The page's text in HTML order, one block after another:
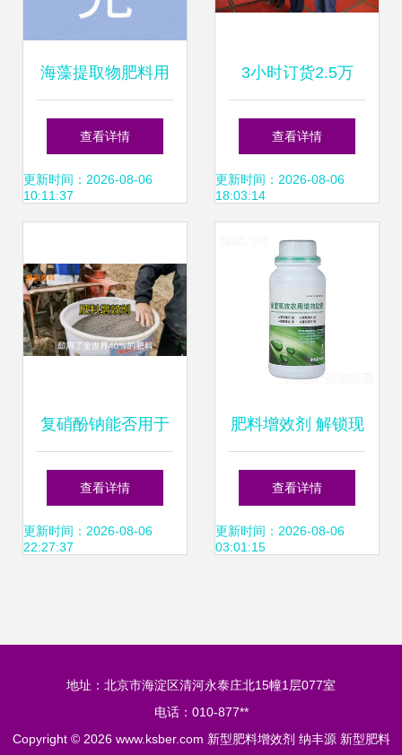
海藻提取物肥料用
酶法制备的藻寡糖
90%新型肥料增效
查看详情
更新时间：2026-08-06
10:11:37
3小时订货2.5万
吨，经销商哽咽盛
赞 一款新型肥料增
查看详情
更新时间：2026-08-06
18:03:14
复硝酚钠能否用于
西瓜灌根？新型肥
料增效剂的应用解
查看详情
更新时间：2026-08-06
22:27:37
肥料增效剂 解锁现
代农业潜力的新型
关键
查看详情
更新时间：2026-08-06
03:01:15
地址：北京市海淀区清河永泰庄北15幢1层077室
电话：010-877**
Copyright © 2026 www.ksber.com 新型肥料增效剂 纳丰源 新型肥料